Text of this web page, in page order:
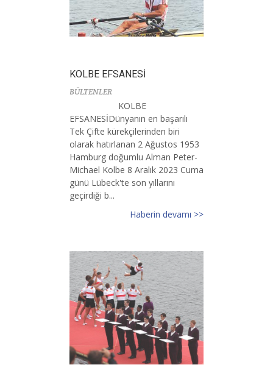
KOLBE EFSANESİ
BÜLTENLER
KOLBE
EFSANESİDünyanın en başarılı
Tek Çifte kürekçilerinden biri
olarak hatırlanan 2 Ağustos 1953
Hamburg doğumlu Alman Peter-
Michael Kolbe 8 Aralık 2023 Cuma
günü Lübeck'te son yıllarını
geçirdiği b...
Haberin devamı >>